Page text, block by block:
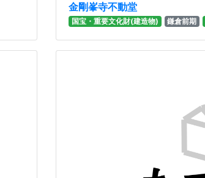
金剛峯寺不動堂
国宝・重要文化財(建造物) 鎌倉前期